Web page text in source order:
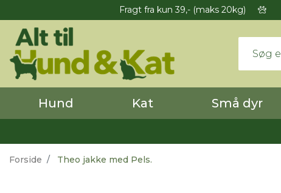
Fragt fra kun 39,- (maks 20kg)
Hund Kat Små dyr
Forside Theo jakke med Pels.